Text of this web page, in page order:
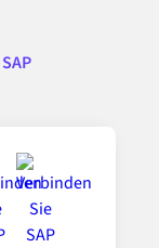
SAP